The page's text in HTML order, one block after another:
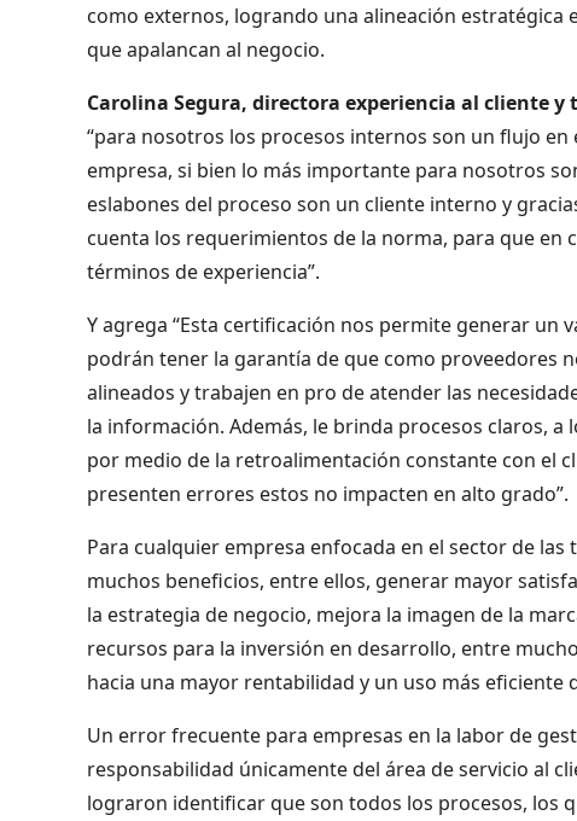
como externos, logrando una alineación estratégica
que apalancan al negocio.
Carolina Segura, directora experiencia al cliente
“para nosotros los procesos internos son un flujo
empresa, si bien lo más importante para nosotros
eslabones del proceso son un cliente interno y
cuenta los requerimientos de la norma, para que en
términos de experiencia”.
Y agrega “Esta certificación nos permite generar
podrán tener la garantía de que como proveedores
alineados y trabajen en pro de atender las
la información. Además, le brinda procesos claros,
por medio de la retroalimentación constante con el
presenten errores estos no impacten en alto grado”.
Para cualquier empresa enfocada en el sector de
muchos beneficios, entre ellos, generar mayor
la estrategia de negocio, mejora la imagen de la
recursos para la inversión en desarrollo, entre
hacia una mayor rentabilidad y un uso más eficiente
Un error frecuente para empresas en la labor de
responsabilidad únicamente del área de servicio al
lograron identificar que son todos los procesos, los